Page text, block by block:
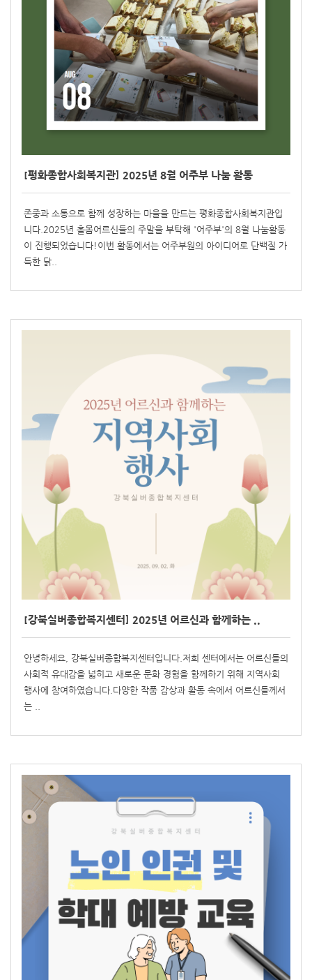
[평화종합사회복지관] 2025년 8월 어주부 나눔 활동
존중과 소통으로 함께 성장하는 마을을 만드는 평화종합사회복지관입
니다.2025년 홀몸어르신들의 주말을 부탁해 '어주부'의 8월 나눔활동
이 진행되었습니다!이번 활동에서는 어주부원의 아이디어로 단백질 가
득한 닭..
[강북실버종합복지센터] 2025년 어르신과 함께하는 ..
안녕하세요, 강북실버종합복지센터입니다.저희 센터에서는 어르신들의
사회적 유대감을 넓히고 새로운 문화 경험을 함께하기 위해 지역사회
행사에 참여하였습니다.다양한 작품 감상과 활동 속에서 어르신들께서
는 ..